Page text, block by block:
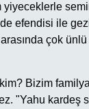
efendisi ile
çok
Bizim
"Yahu kardeş